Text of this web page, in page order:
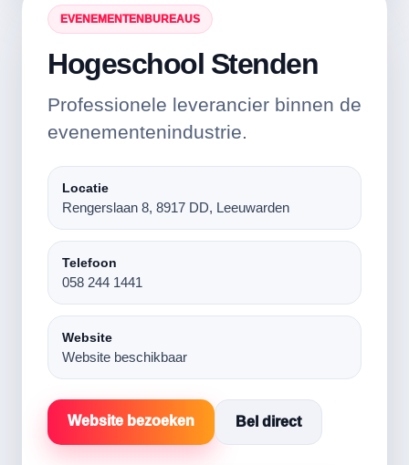
EVENEMENTENBUREAUS
Hogeschool Stenden
Professionele leverancier binnen de
evenementenindustrie.
Locatie
Rengerslaan 8, 8917 DD, Leeuwarden
Telefoon
058 244 1441
Website
Website beschikbaar
Website bezoeken Bel direct